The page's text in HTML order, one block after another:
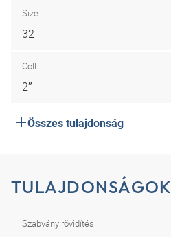
Size
32
Coll
2″
Összes tulajdonság
TULAJDONSÁGOK
Szabvány rövidítés